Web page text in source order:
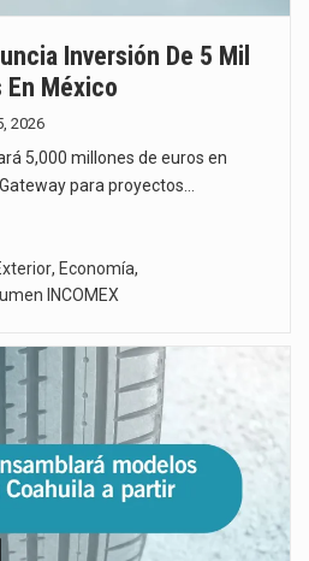
Inversión De 5 Mil
En México
2026
5,000 millones de euros en
para proyectos…
, Economía,
INCOMEX